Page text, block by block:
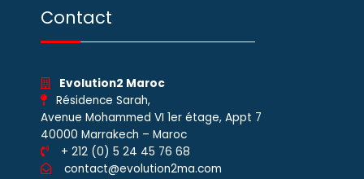
Contact
Evolution2 Maroc
Résidence Sarah,
Avenue Mohammed VI 1er étage, Appt 7
40000 Marrakech – Maroc
+ 212 (0) 5 24 45 76 68
contact@evolution2ma.com